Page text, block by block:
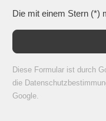
Die mit einem Stern (*)
Diese Formular ist durch
die
Google.